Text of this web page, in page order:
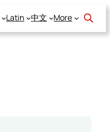
Latin 中文 More